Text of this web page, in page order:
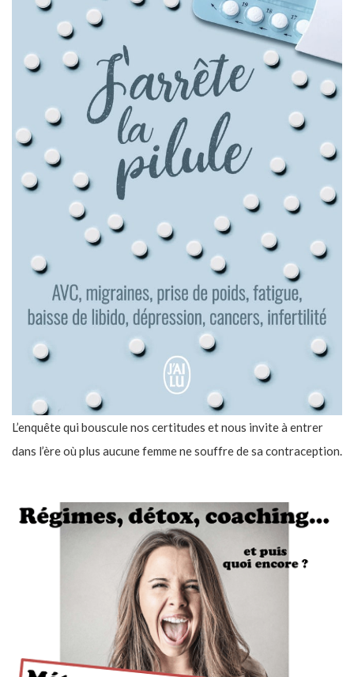
L’enquête qui bouscule nos certitudes et nous invite à entrer
dans l’ère où plus aucune femme ne souffre de sa contraception.